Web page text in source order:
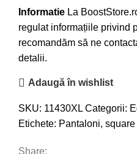
Informatie La
regulat informațiile privind
recomandăm să ne
detalii.
Adaugă în wishlist
SKU: 11430XL Categorii:
Etichete: Pantaloni, square
Share: